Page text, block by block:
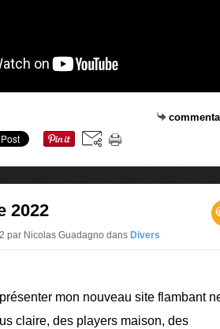
2022
par Nicolas Guadagno dans Divers
mon nouveau site flambant
claire, des players maison, des